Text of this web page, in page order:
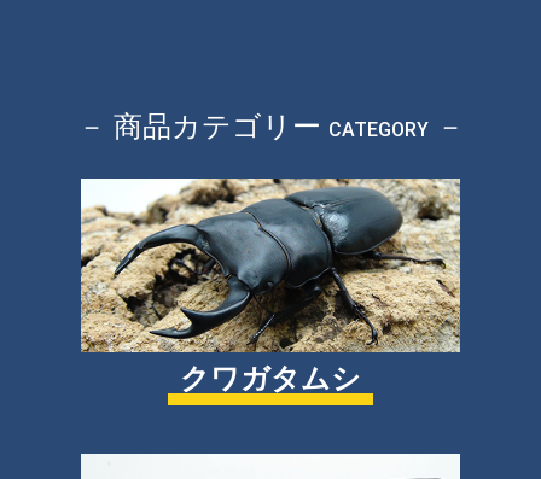
－ 商品カテゴリー CATEGORY－
クワガタムシ